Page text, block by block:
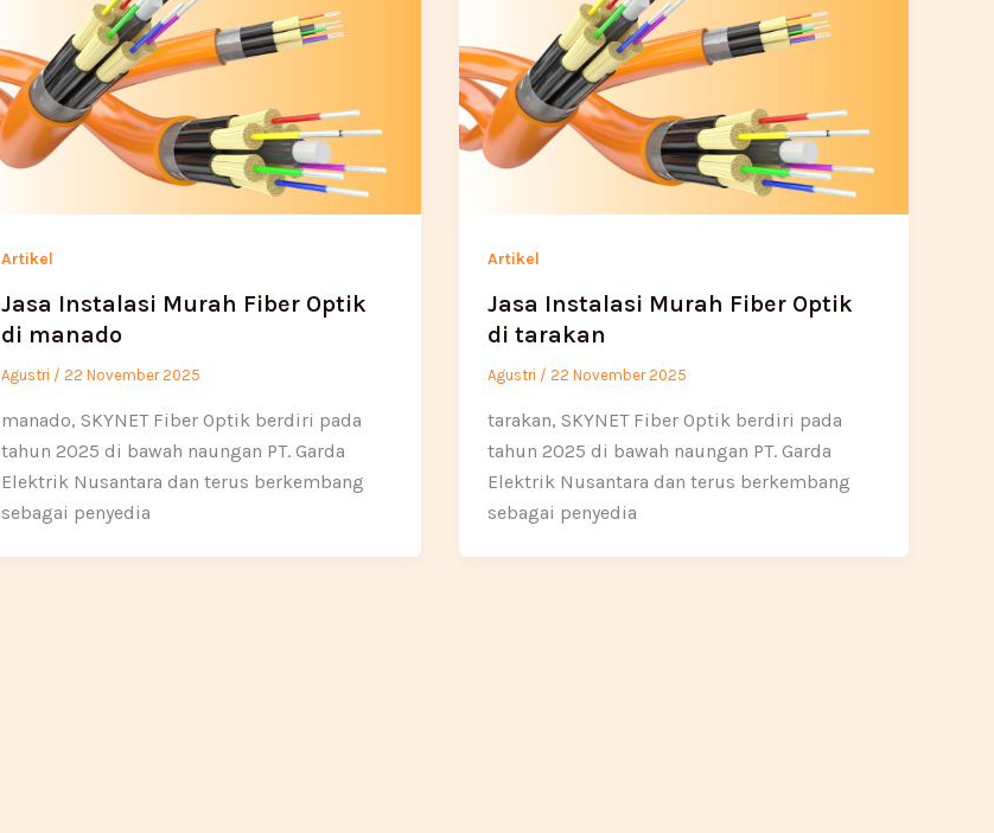
Artikel
Jasa Instalasi Murah Fiber Optik
di manado
Agustri / 22 November 2025
manado, SKYNET Fiber Optik berdiri pada
tahun 2025 di bawah naungan PT. Garda
Elektrik Nusantara dan terus berkembang
sebagai penyedia
Artikel
Jasa Instalasi Murah Fiber Optik
di tarakan
Agustri /22 November 2025
tarakan, SKYNET Fiber Optik berdiri pada
tahun 2025 di bawah naungan PT. Garda
Elektrik Nusantara dan terus berkembang
sebagai penyedia